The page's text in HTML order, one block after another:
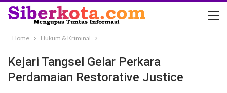
Home Hukum & Kriminal
Kejari Tangsel Gelar Perkara
Perdamaian Restorative Justice